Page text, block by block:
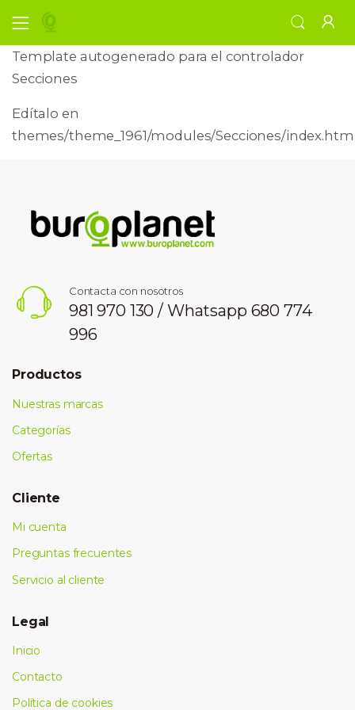
Template autogenerado para el controlador
Secciones
Edítalo en
themes/theme_1961/modules/Secciones/
Contacta con nosotros
981 970 130 / Whatsapp 680 774
996
Productos
Nuestras marcas
Categorías
Ofertas
Cliente
Mi cuenta
Preguntas frecuentes
Servicio al cliente
Legal
Inicio
Contacto
Política de cookies